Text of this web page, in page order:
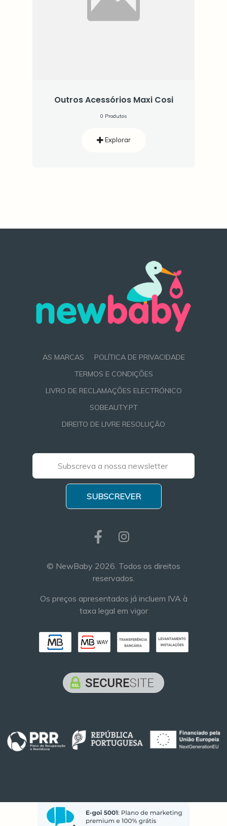
Outros Acessórios Maxi Cosi
0 Produtos
Explorar
AS MARCAS
POLÍTICA DE PRIVACIDADE
TERMOS E CONDIÇÕES
LIVRO DE RECLAMAÇÕES ELECTRÓNICO
SOBEAUTY.PT
DIREITO DE LIVRE RESOLUÇÃO
SUBSCREVER
© NewBaby 2026. Todos os direitos
reservados.
Os preços apresentados já incluem IVA à
taxa legal em vigor